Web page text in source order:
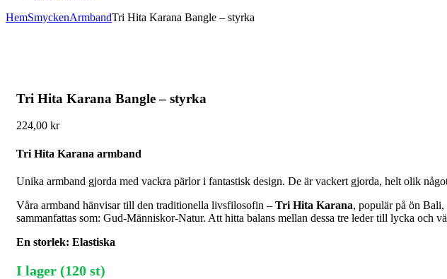
HemSmyckenArmbandTri Hita Karana Bangle – styrka
Tri Hita Karana Bangle – styrka
224,00 kr
Tri Hita Karana armband
Unika armband gjorda med vackra pärlor i fantastisk design. De är vackert gjorda, helt olik
Våra armband hänvisar till den traditionella livsfilosofin – Tri Hita Karana, populär på ön
sammanfattas som: Gud-Människor-Natur. Att hitta balans mellan dessa tre leder till lycka och
En storlek: Elastiska
I lager (120 st)